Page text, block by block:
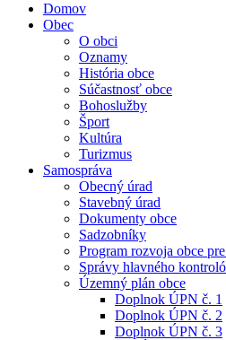
Domov
Obec
O obci
Oznamy
História obce
Súčastnosť obce
Bohoslužby
Šport
Kultúra
Turizmus
Samospráva
Obecný úrad
Stavebný úrad
Dokumenty obce
Sadzobníky
Program rozvoja obce
Správy hlavného
Územný plán obce
Doplnok ÚPN č. 1
Doplnok ÚPN č. 2
Doplnok ÚPN č. 3